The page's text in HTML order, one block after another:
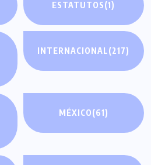
ESTATUTOS(1)
INTERNACIONAL(217)
MÉXICO(61)